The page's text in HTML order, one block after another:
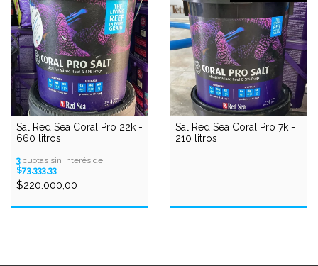
Sal Red Sea Coral Pro 22k -
660 litros
3 cuotas sin interés de
$73.333,33
$220.000,00
Sal Red Sea Coral Pro 7k -
210 litros